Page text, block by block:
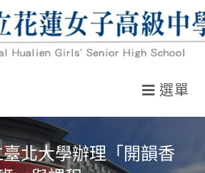
選單
北大學辦理「開韻香